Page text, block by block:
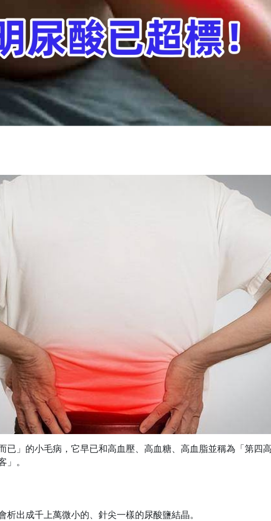
已」的小毛病，它早已和高血壓、高血糖、高血脂並稱為「第四
」。
析出成千上萬微小的、針尖一樣的尿酸鹽結晶。